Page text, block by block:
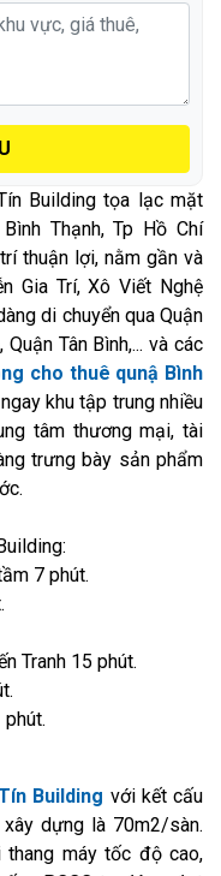
Building tọa lạc mặt
Thạnh, Tp Hồ Chí
thuận lợi, nằm gần và
Gia Trí, Xô Viết Nghệ
di chuyển qua Quận
Tân Bình,... và các
cho thuê qunậ Bình
khu tập trung nhiều
tâm thương mại, tài
trưng bày sản phẩm
7 phút.
Tranh 15 phút.
phút.
Building với kết cấu
dựng là 70m2/sàn.
máy tốc độ cao,